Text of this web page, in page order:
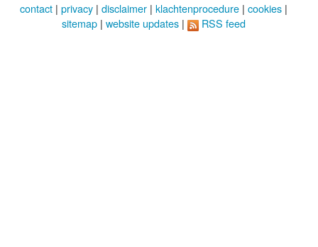
contact | privacy | disclaimer | klachtenprocedure | cookies |
sitemap | website updates | RSS feed